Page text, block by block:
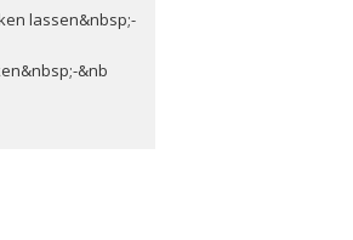
lassen&nbsp;-
&nb